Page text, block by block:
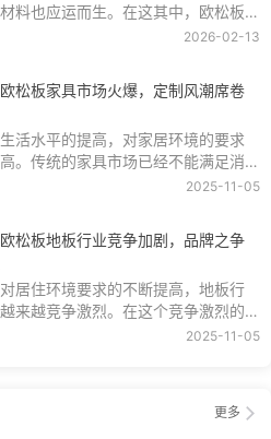
查看榜单
查看榜单
查看榜单
查看榜单
料也应运而生。在这其中，欧松板
了越来越多家庭选择的装饰材料之
的新宠。
2026-02-13
松板家具市场火爆，定制风潮席卷
活水平的提高，对家居环境的要求
。传统的家具市场已经不能满足消
性化、定制化的需求，因此一线品牌
，市场火爆，定制风潮也开始席卷全
2025-11-05
松板地板行业竞争加剧，品牌之争
居住环境要求的不断提高，地板行
来越竞争激烈。在这个竞争激烈的
欧松板地板作为一个知名品牌，也面
2025-11-05
更多